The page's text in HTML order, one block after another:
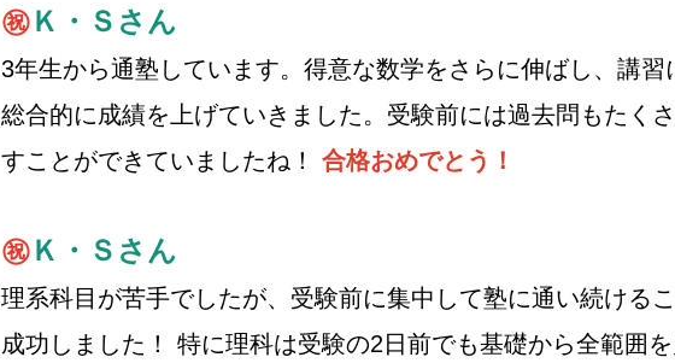
㊗Ｋ・Ｓさん
3年生から通塾しています。得意な数学をさらに伸ばし、講習
総合的に成績を上げていきました。受験前には過去問もたく
すことができていましたね！ 合格おめでとう！
㊗Ｋ・Ｓさん
理系科目が苦手でしたが、受験前に集中して塾に通い続ける
成功しました！ 特に理科は受験の2日前でも基礎から全範囲